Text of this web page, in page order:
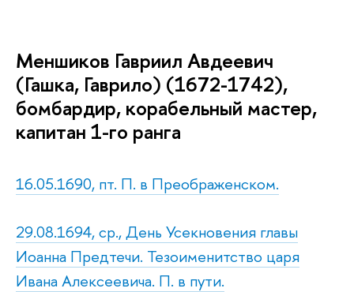
Меншиков Гавриил Авдеевич
(Гашка, Гаврило) (1672-1742),
бомбардир, корабельный мастер,
капитан 1-го ранга
16.05.1690, пт. П. в Преображенском.
29.08.1694, ср., День Усекновения главы
Иоанна Предтечи. Тезоименитство царя
Ивана Алексеевича. П. в пути.